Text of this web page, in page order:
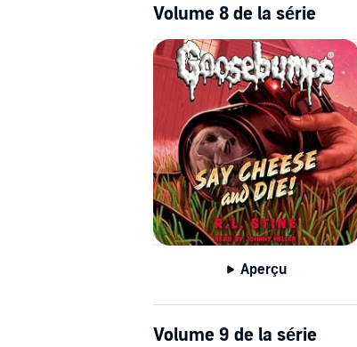
Volume 8 de la série
Aperçu
Volume 9 de la série